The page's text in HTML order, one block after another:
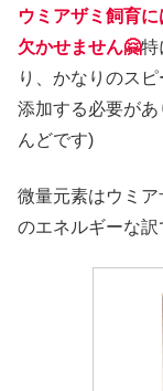
ウミアザミ飼育
欠かせません🤗特
り、かなりのス
添加する必要が
んどです)
微量元素はウミ
のエネルギーな訳